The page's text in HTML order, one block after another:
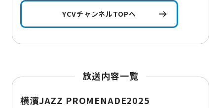
YCVチャンネルTOPへ
放送内容一覧
横濱JAZZ PROMENADE2025